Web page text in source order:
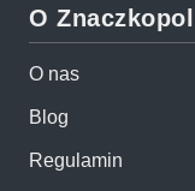
O
O nas
Blog
Regulamin